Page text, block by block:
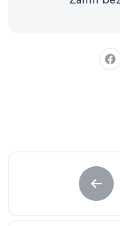
Navigace
pro